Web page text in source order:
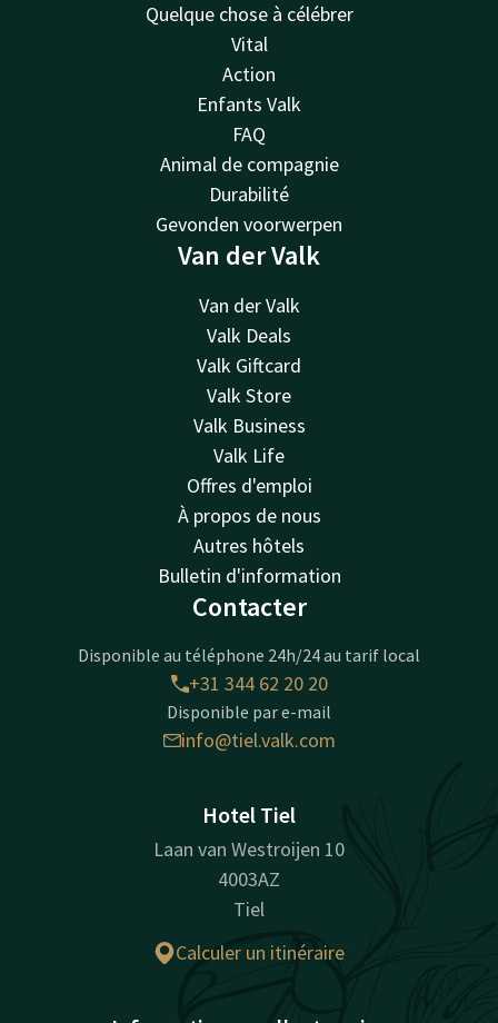
Quelque chose à célébrer
Vital
Action
Enfants Valk
FAQ
Animal de compagnie
Durabilité
Gevonden voorwerpen
Van der Valk
Van der Valk
Valk Deals
Valk Giftcard
Valk Store
Valk Business
Valk Life
Offres d'emploi
À propos de nous
Autres hôtels
Bulletin d'information
Contacter
Disponible au téléphone 24h/24 au tarif local
+31 344 62 20 20
Disponible par e-mail
info@tiel.valk.com
Hotel Tiel
Laan van Westroijen 10
4003AZ
Tiel
Calculer un itinéraire